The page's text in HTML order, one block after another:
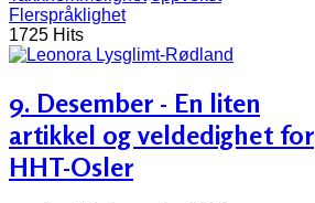
Flerspråklighet
1725 Hits
9. Desember - En liten
artikkel og veldedighet for
HHT-Osler